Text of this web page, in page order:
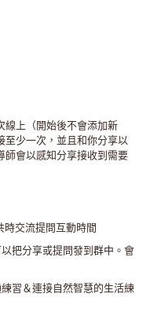
線上（開始後不會添加新
至少一次，並且和你分享以
師會以感知分享接收到需要
交流提問互動時間
把分享或提問發到群中。會
習＆連接自然智慧的生活練